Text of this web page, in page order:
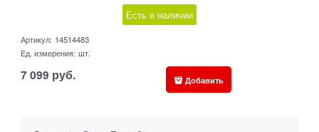
Есть в наличии
Артикул: 14514483
Ед. измерения: шт.
7 099 руб. Добавить